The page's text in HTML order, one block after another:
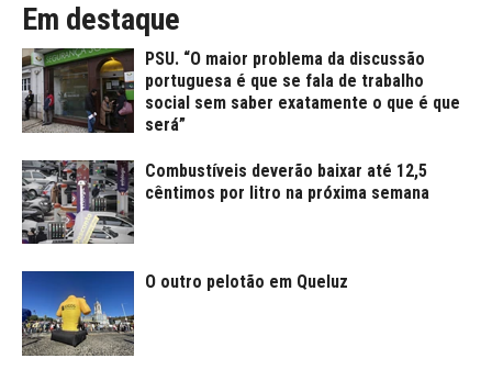
Em destaque
PSU. “O maior problema da discussão
portuguesa é que se fala de trabalho
social sem saber exatamente o que é que
será”
Combustíveis deverão baixar até 12,5
cêntimos por litro na próxima semana
O outro pelotão em Queluz